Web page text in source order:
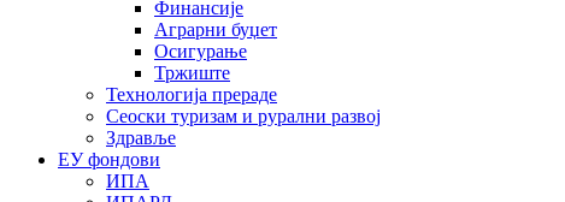
Финансије
Аграрни буџет
Осигурање
Тржиште
Технологија прераде
Сеоски туризам и рурални развој
Здравље
ЕУ фондови
ИПА